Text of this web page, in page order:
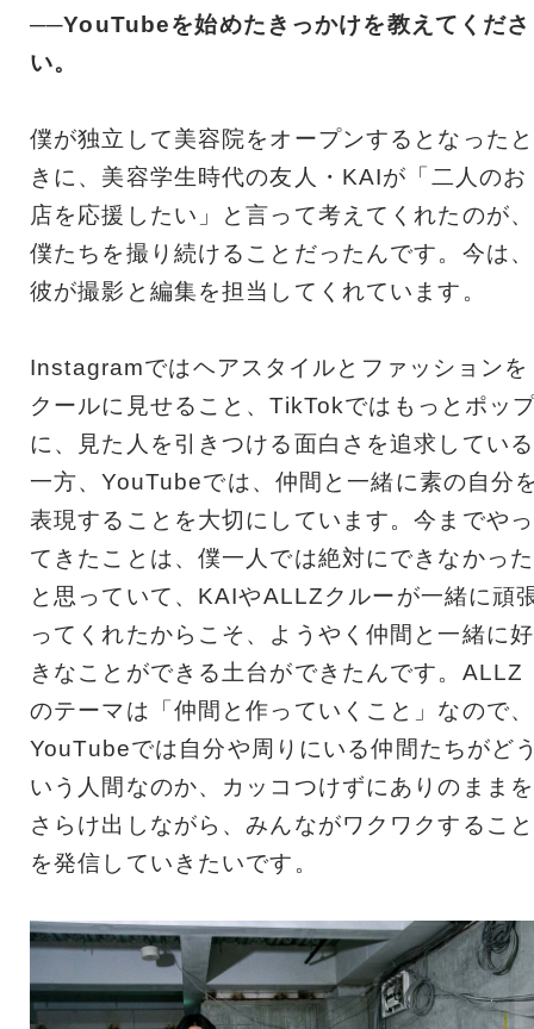
──YouTubeを始めたきっかけを教えてくださ
い。
僕が独立して美容院をオープンするとなったと
きに、美容学生時代の友人・KAIが「二人のお
店を応援したい」と言って考えてくれたのが、
僕たちを撮り続けることだったんです。今は、
彼が撮影と編集を担当してくれています。
Instagramではヘアスタイルとファッションを
クールに見せること、TikTokではもっとポッ
に、見た人を引きつける面白さを追求している
一方、YouTubeでは、仲間と一緒に素の自分
表現することを大切にしています。今までやっ
てきたことは、僕一人では絶対にできなかった
と思っていて、KAIやALLZクルーが一緒に頑
ってくれたからこそ、ようやく仲間と一緒に好
きなことができる土台ができたんです。ALLZ
のテーマは「仲間と作っていくこと」なので、
YouTubeでは自分や周りにいる仲間たちがど
いう人間なのか、カッコつけずにありのままを
さらけ出しながら、みんながワクワクすること
を発信していきたいです。